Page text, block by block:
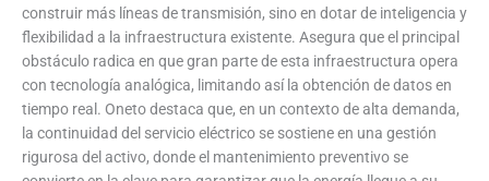
construir más líneas de transmisión, sino en dotar de inteligencia y
flexibilidad a la infraestructura existente. Asegura que el principal
obstáculo radica en que gran parte de esta infraestructura opera
con tecnología analógica, limitando así la obtención de datos en
tiempo real. Oneto destaca que, en un contexto de alta demanda,
la continuidad del servicio eléctrico se sostiene en una gestión
rigurosa del activo, donde el mantenimiento preventivo se